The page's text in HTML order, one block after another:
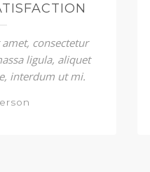
consectetur
ligula, aliquet
interdum ut mi.